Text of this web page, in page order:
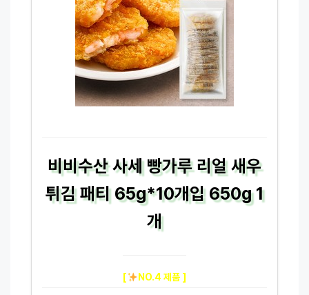
비비수산 사세 빵가루 리얼 새우
튀김 패티 65g*10개입 650g 1
개
[ NO.4 제품 ]